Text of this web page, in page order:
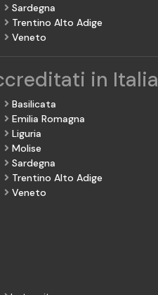
Sardegna
Trentino Alto Adige
Veneto
in Italia
Basilicata
Emilia Romagna
Liguria
Molise
Sardegna
Trentino Alto Adige
Veneto